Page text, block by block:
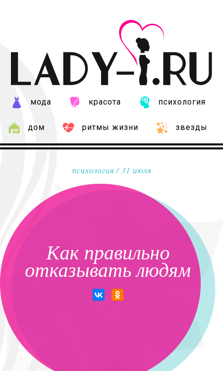
мода красота психология
дом ритмы жизни звезды
психология / 31 июля
Как правильно
отказывать людям